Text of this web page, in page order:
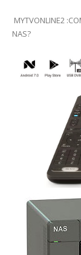
MYTVONLINE2
NAS?